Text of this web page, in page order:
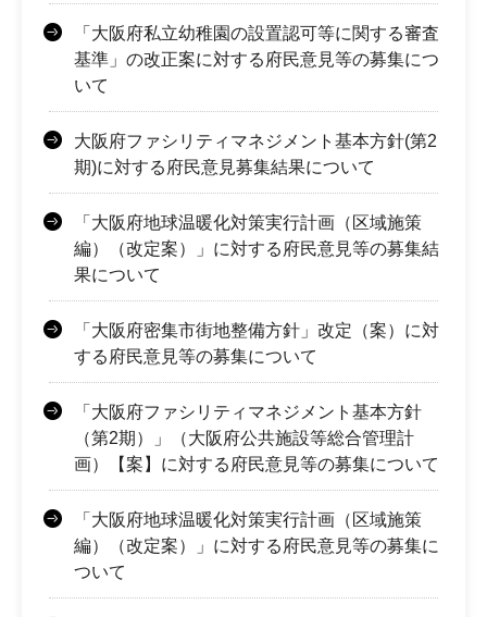
「大阪府私立幼稚園の設置認可等に関する審査
基準」の改正案に対する府民意見等の募集につ
いて
大阪府ファシリティマネジメント基本方針(第2
期)に対する府民意見募集結果について
「大阪府地球温暖化対策実行計画（区域施策
編）（改定案）」に対する府民意見等の募集結
果について
「大阪府密集市街地整備方針」改定（案）に対
する府民意見等の募集について
「大阪府ファシリティマネジメント基本方針
（第2期）」（大阪府公共施設等総合管理計
画）【案】に対する府民意見等の募集について
「大阪府地球温暖化対策実行計画（区域施策
編）（改定案）」に対する府民意見等の募集に
ついて